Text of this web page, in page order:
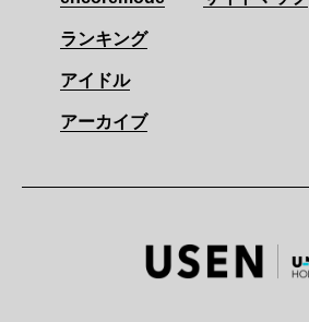
ランキング
アイドル
アーカイブ